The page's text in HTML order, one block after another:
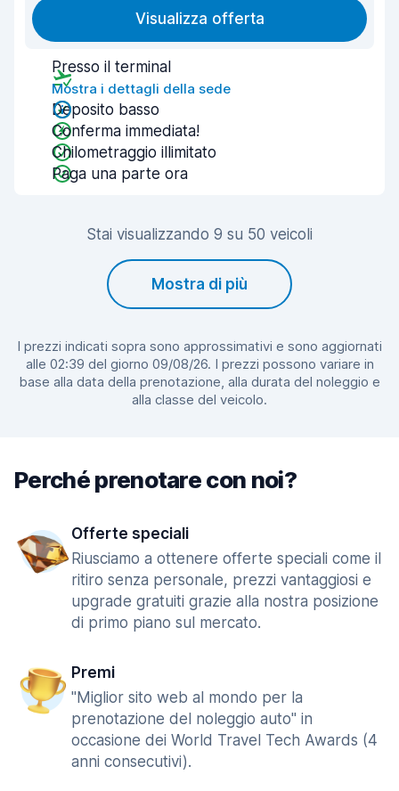
Visualizza offerta
Presso il terminal
Mostra i dettagli della sede
Deposito basso
Conferma immediata!
Chilometraggio illimitato
Paga una parte ora
Stai visualizzando 9 su 50 veicoli
Mostra di più
I prezzi indicati sopra sono approssimativi e sono aggiornati
alle 02:39 del giorno 09/08/26. I prezzi possono variare in
base alla data della prenotazione, alla durata del noleggio e
alla classe del veicolo.
Perché prenotare con noi?
Offerte speciali
Riusciamo a ottenere offerte speciali come il
ritiro senza personale, prezzi vantaggiosi e
upgrade gratuiti grazie alla nostra posizione
di primo piano sul mercato.
Premi
"Miglior sito web al mondo per la
prenotazione del noleggio auto" in
occasione dei World Travel Tech Awards (4
anni consecutivi).